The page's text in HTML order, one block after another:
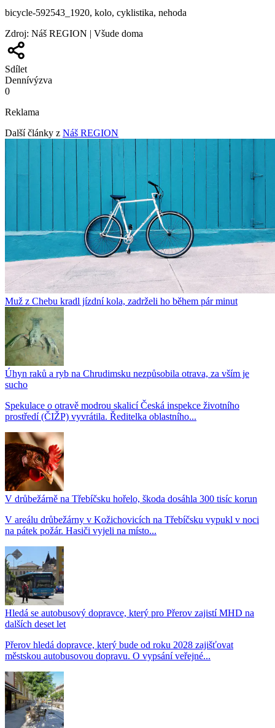
bicycle-592543_1920, kolo, cyklistika, nehoda
Zdroj: Náš REGION | Všude doma
Sdílet
Dennívýzva
0
Reklama
Další články z Náš REGION
Muž z Chebu kradl jízdní kola, zadrželi ho během pár minut
Úhyn raků a ryb na Chrudimsku nezpůsobila otrava, za vším je
sucho
Spekulace o otravě modrou skalicí Česká inspekce životního
prostředí (ČIŽP) vyvrátila. Ředitelka oblastního...
V drůbežárně na Třebíčsku hořelo, škoda dosáhla 300 tisíc korun
V areálu drůbežárny v Kožichovicích na Třebíčsku vypukl v noci
na pátek požár. Hasiči vyjeli na místo...
Hledá se autobusový dopravce, který pro Přerov zajistí MHD na
dalších deset let
Přerov hledá dopravce, který bude od roku 2028 zajišťovat
městskou autobusovou dopravu. O vypsání veřejné...